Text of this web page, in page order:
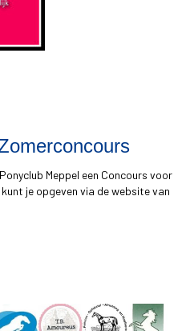
Meppel een Concours voor
je opgeven via de website van